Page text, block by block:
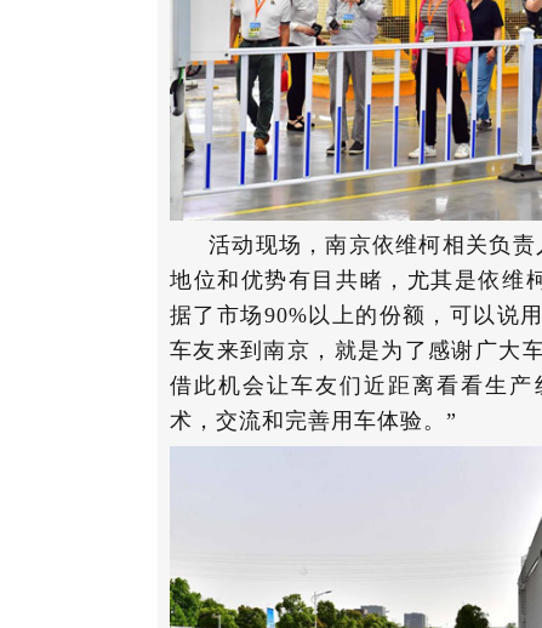
活动现场，南京依维柯相关负
地位和优势有目共睹，尤其是依维
据了市场90%以上的份额，可以说
车友来到南京，就是为了感谢广大
借此机会让车友们近距离看看生
术，交流和完善用车体验。”